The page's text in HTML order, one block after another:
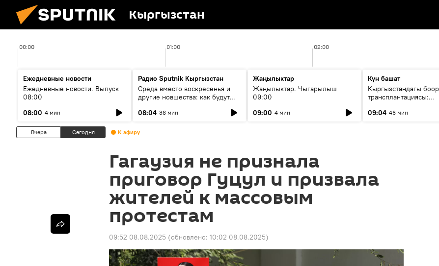
Кыргызстан
00:00 01:00 02:00
Ежедневные новости
Ежедневные новости. Выпуск
08:00
08:00 4 мин
Радио Sputnik Кыргызстан
Среда вместо воскресенья и
другие новшества: как будут
08:04 38 мин
Жаңылыктар
Жаңылыктар. Чыгарылыш
09:00
09:00 4 мин
Күн башат
Кыргызстандагы боор
трансплантациясы:
келечеги
09:04 46 мин
Вчера Сегодня К эфиру
Гагаузия не признала
приговор Гуцул и призвала
жителей к массовым
протестам
09:52 08.08.2025 (обновлено: 10:02 08.08.2025)